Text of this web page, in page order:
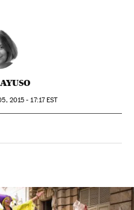
2015 - 17:17EST
Sociales